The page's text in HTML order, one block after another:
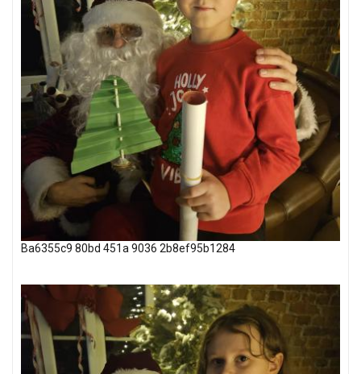
Ba6355c9 80bd 451a 9036 2b8ef95b1284